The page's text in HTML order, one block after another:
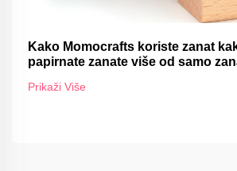
Kako Momocrafts koriste zanat
papirnate zanate više od samo
Prikaži Više